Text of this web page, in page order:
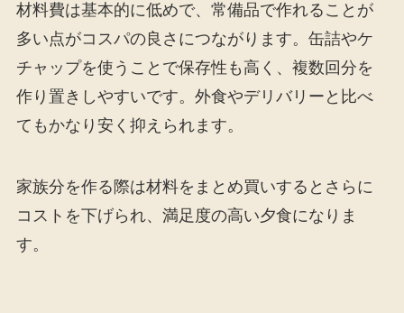
材料費は基本的に低めで、常備品で作れることが
多い点がコスパの良さにつながります。缶詰やケ
チャップを使うことで保存性も高く、複数回分を
作り置きしやすいです。外食やデリバリーと比べ
てもかなり安く抑えられます。
家族分を作る際は材料をまとめ買いするとさらに
コストを下げられ、満足度の高い夕食になりま
す。